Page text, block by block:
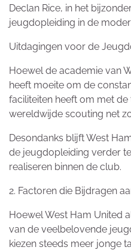
Declan Rice, in het
jeugdopleiding in de
Uitdagingen voor de
Hoewel de academie van
heeft moeite om de
faciliteiten heeft om met
wereldwijde scouting net
Desondanks blijft West
de jeugdopleiding verder
realiseren binnen de club.
2. Factoren die Bijdragen
Hoewel West Ham United
van de veelbelovende
kiezen steeds meer jonge